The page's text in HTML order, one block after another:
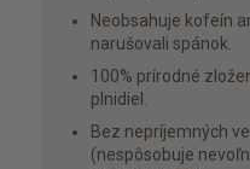
Neobsahuje kofeín
narušovali spánok.
100% prírodné
plnidiel.
Bez nepríjemných
(nespôsobuje